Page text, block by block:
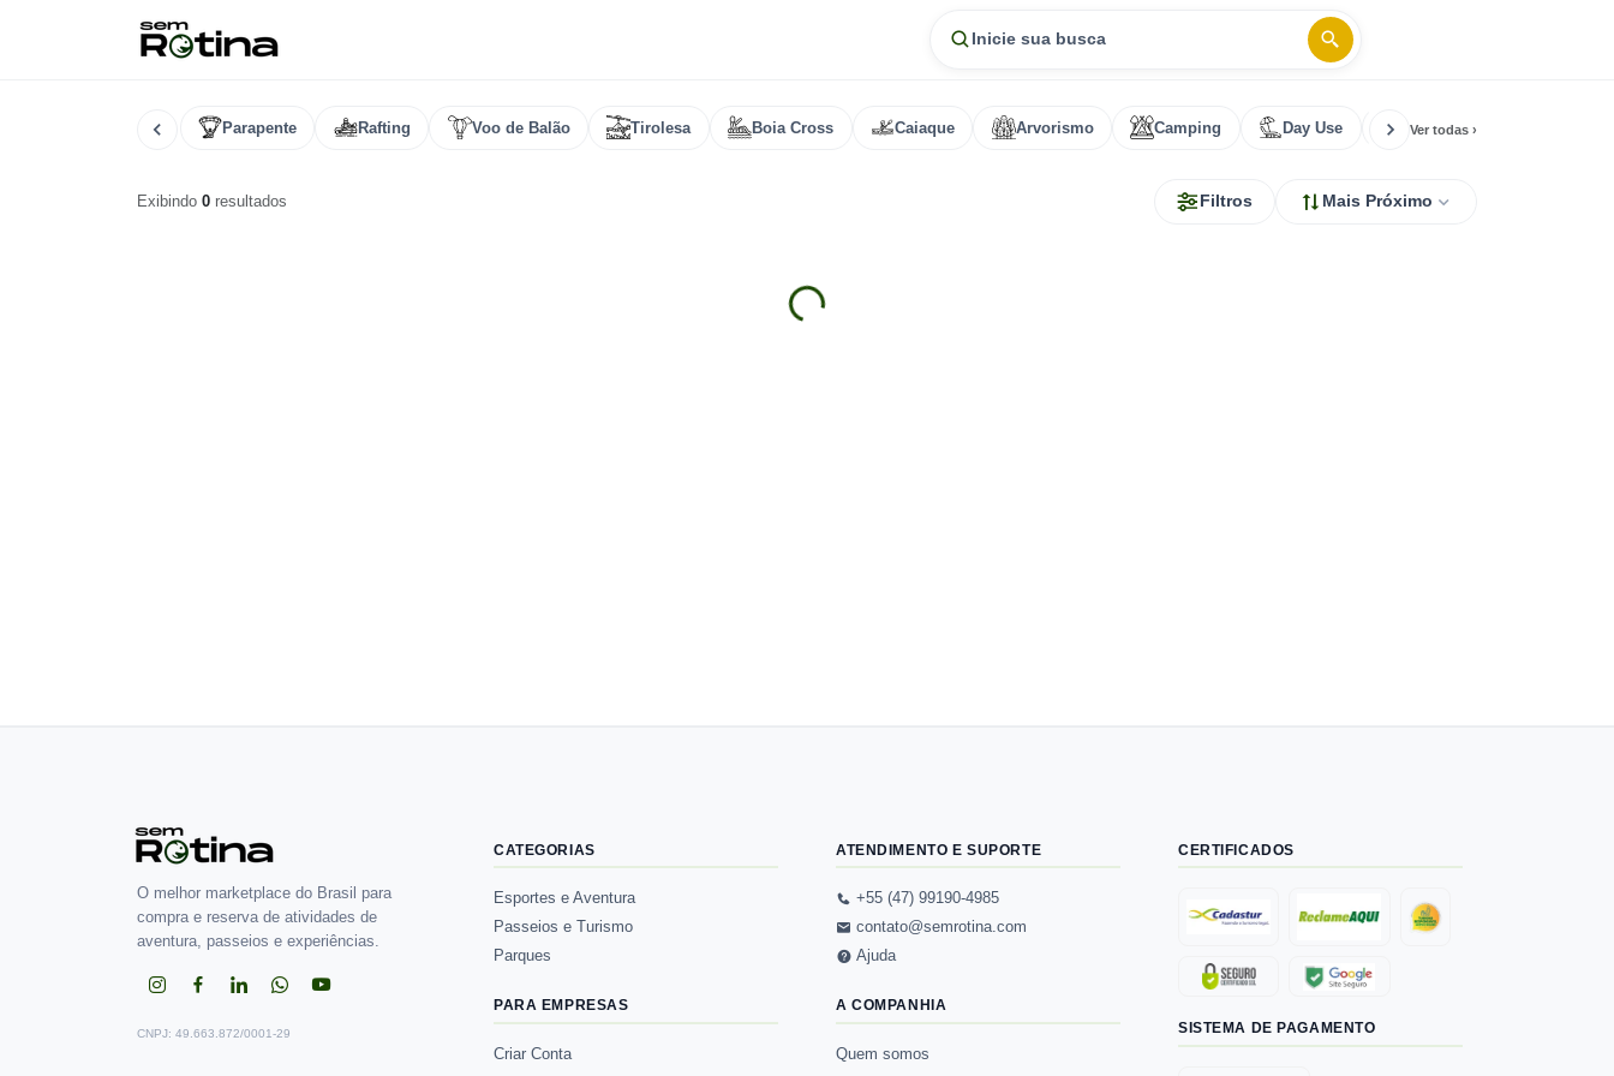
Inicie sua busca
Parapente Rafting Voo de Balão Tirolesa Boia Cross Caiaque Arvorismo Camping Day Use Rapel
Ver todas ›
Exibindo 0 resultados Filtros Mais Próximo
O melhor marketplace do Brasil para
compra e reserva de atividades de
aventura, passeios e experiências.
CNPJ: 49.663.872/0001-29
CATEGORIAS
Esportes e Aventura
Passeios e Turismo
Parques
PARA EMPRESAS
Criar Conta
ATENDIMENTO E SUPORTE
+55 (47) 99190-4985
contato@semrotina.com
Ajuda
A COMPANHIA
Quem somos
CERTIFICADOS
SISTEMA DE PAGAMENTO